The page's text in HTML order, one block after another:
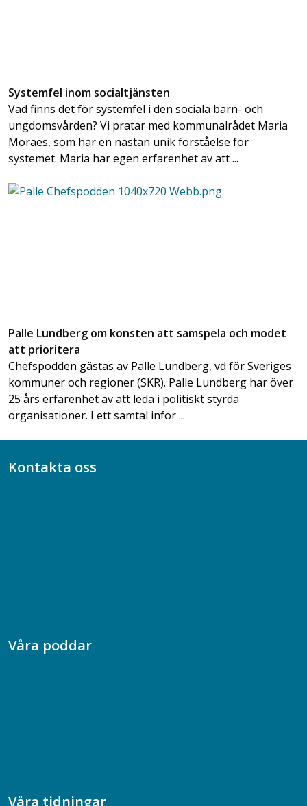
Systemfel inom socialtjänsten
Vad finns det för systemfel i den sociala barn- och
ungdomsvården? Vi pratar med kommunalrådet Maria
Moraes, som har en nästan unik förståelse för
systemet. Maria har egen erfarenhet av att ...
Palle Lundberg om konsten att samspela och modet
att prioritera
Chefspodden gästas av Palle Lundberg, vd för Sveriges
kommuner och regioner (SKR). Palle Lundberg har över
25 års erfarenhet av att leda i politiskt styrda
organisationer. I ett samtal inför ...
Kontakta oss
Våra poddar
Våra tidningar